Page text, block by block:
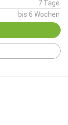
7 Tage
bis 6 Wochen